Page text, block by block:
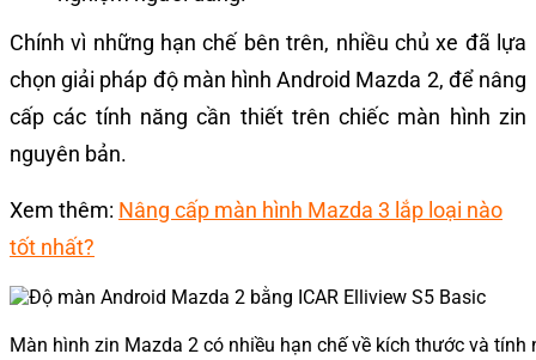
Chính vì những hạn chế bên trên, nhiều chủ xe đã lựa
chọn giải pháp độ màn hình Android Mazda 2, để nâng
cấp các tính năng cần thiết trên chiếc màn hình zin
nguyên bản.
Xem thêm: Nâng cấp màn hình Mazda 3 lắp loại nào
tốt nhất?
Màn hình zin Mazda 2 có nhiều hạn chế về kích thước và tính